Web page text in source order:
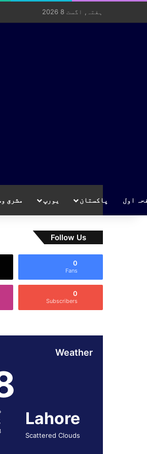
ہفتہ, اگست 8 2026
اول پاکستان یورپ مشرق
Follow Us
0
Fans
0
Subscribers
Weather
Lahore
Scattered Clouds
33º - 28º